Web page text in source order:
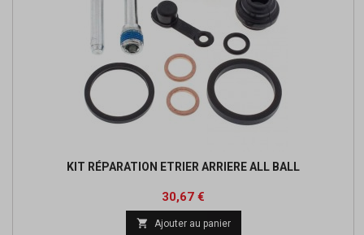
KIT RÉPARATION ETRIER ARRIERE ALL BALL
Prix
30,67 €
 Ajouter au panier